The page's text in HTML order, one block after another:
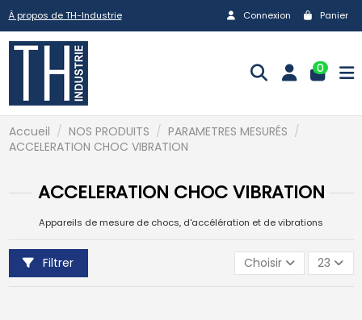
À propos de TH-Industrie Connexion Panier
0
Accueil NOS PRODUITS
PARAMETRES MESURÉS
ACCELERATION CHOC VIBRATION
ACCELERATION CHOC VIBRATION
Appareils de mesure de chocs, d'accélération et de vibrations
Filtrer Choisir 23